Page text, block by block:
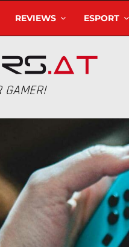
REVIEWS ESPORT
GAMER!